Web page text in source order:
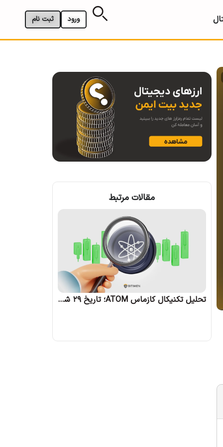
ثبت نام ورود
مقالات مرتبط
تحلیل تکنیکال کازماس ATOM؛ تاریخ 29 شهریور 1403